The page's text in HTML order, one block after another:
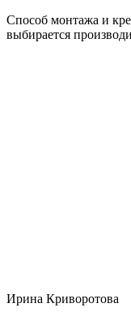
Способ монтажа и
выбирается
Ирина Криворотова